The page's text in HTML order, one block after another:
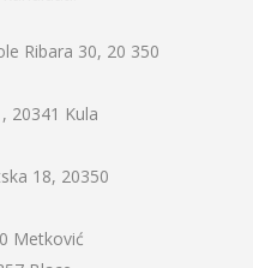
Ribara 30, 20 350
20341 Kula
18, 20350
Metković